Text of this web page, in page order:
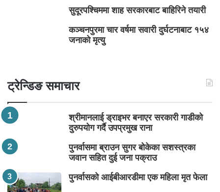
सुदूरपश्चिममा शाह सरकारबाट बाहिरिने तयारी
कञ्चनपुरमा चार वर्षमा सवारी दुर्घटनाबाट १५४
जनाको मृत्यु
ट्रेन्डिङ समाचार
श्रीमानलाई ड्राइभर बनाएर सरकारी गाडीको
दुरुपयोग गर्दै उपप्रमुख राना
पुनर्वासमा ब्राउन सुगर बोकेका सशस्त्रका
जवान सहित दुई जना पक्राउ
पुनर्वासको आईबीआरडीमा एक महिला मृत फेला